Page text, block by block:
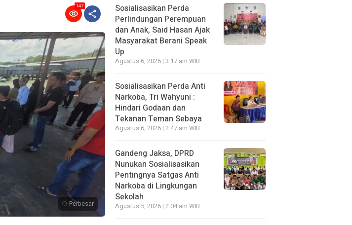
147
Perbesar
Sosialisasikan Perda
Perlindungan Perempuan
dan Anak, Said Hasan Ajak
Masyarakat Berani Speak
Up
Agustus 6, 2026 | 3:17 am WIB
Sosialisasikan Perda Anti
Narkoba, Tri Wahyuni :
Hindari Godaan dan
Tekanan Teman Sebaya
Agustus 6, 2026 | 2:47 am WIB
Gandeng Jaksa, DPRD
Nunukan Sosialisasikan
Pentingnya Satgas Anti
Narkoba di Lingkungan
Sekolah
Agustus 5, 2026 | 2:04 am WIB